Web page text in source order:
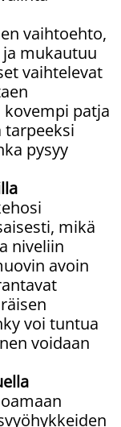
vaihtoehto,
mukautuu
vaihtelevat
patja
tarpeeksi
pysyy
mikä
niveliin
avoin
voi tuntua
voidaan